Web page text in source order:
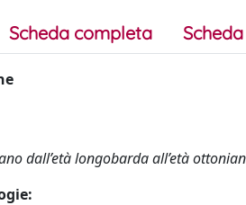
Scheda completa
dall’età longobarda all’età